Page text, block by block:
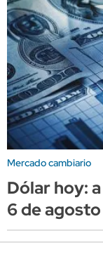
Mercado cambiario
Dólar hoy:
6 de agosto